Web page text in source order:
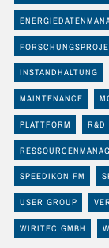
INSTANDHALTUNG
MAINTENANCE
PLATTFORM R&D
SPEEDIKON FM
USER GROUP
WIRITEC GMBH